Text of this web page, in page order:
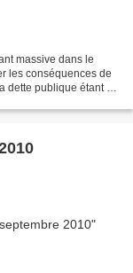
massive dans le
les conséquences de
dette publique étant à